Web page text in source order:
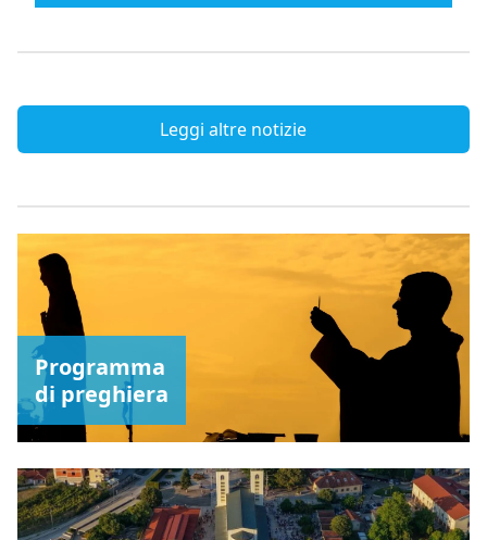
Leggi altre notizie
Programma
di preghiera